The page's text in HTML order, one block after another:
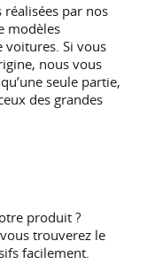
par nos
modèles
voitures. Si vous
nous vous
seule partie,
des grandes
produit ?
trouverez le
facilement.